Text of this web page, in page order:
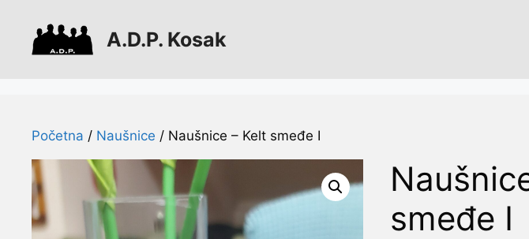
sadržaj
A.D.P. Kosak
Početna / Naušnice / Naušnice – Kelt smeđe I
smeđe I